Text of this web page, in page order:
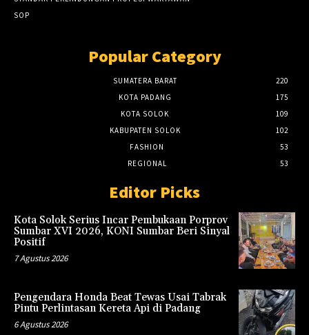
SOP
Popular Category
SUMATERA BARAT
220
KOTA PADANG
175
KOTA SOLOK
109
KABUPATEN SOLOK
102
FASHION
53
REGIONAL
53
Editor Picks
Kota Solok Serius Incar Pembukaan Porprov
Sumbar XVI 2026, KONI Sumbar Beri Sinyal
Positif
7 Agustus 2026
Pengendara Honda Beat Tewas Usai Tabrak
Pintu Perlintasan Kereta Api di Padang
6 Agustus 2026